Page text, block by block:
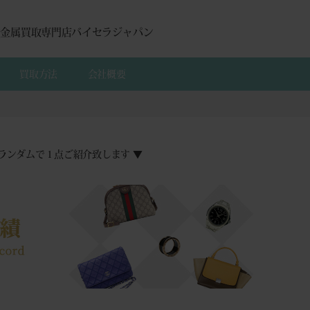
属買取専門店バイセラジャパン
買取方法 会社概要
ンダムで１点ご紹介致します ▼